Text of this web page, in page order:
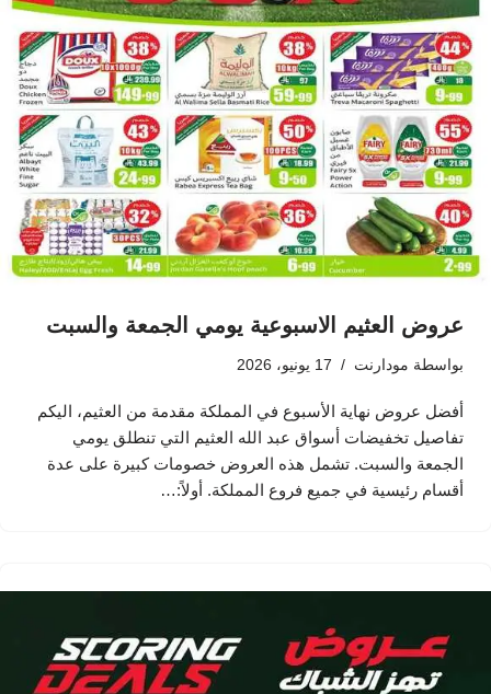
عروض العثيم الاسبوعية يومي الجمعة والسبت
بواسطة مودارنت 17 يونيو، 2026
أفضل عروض نهاية الأسبوع في المملكة مقدمة من العثيم، اليكم
تفاصيل تخفيضات أسواق عبد الله العثيم التي تنطلق يومي
الجمعة والسبت. تشمل هذه العروض خصومات كبيرة على عدة
أقسام رئيسية في جميع فروع المملكة. أولاً:…